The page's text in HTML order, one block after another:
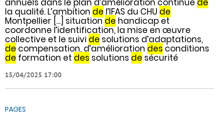
annuels dans le plan d’amélioration continue de
la qualité. L’ambition de l’IFAS du CHU de
Montpellier [...] situationde handicap et
coordonne l’identification, la mise en œuvre
collective et le suivi de solutions d’adaptations,
de compensation, d’amélioration des conditions
de formation et des solutions de sécurité
15/04/2025 17:00
PAGES